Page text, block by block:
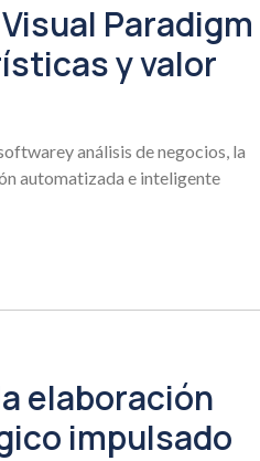
Paradigm
y valor
análisis de negocios, la
automatizada e inteligente
elaboración
impulsado